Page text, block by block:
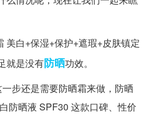
美白+保湿+保护+遮瑕+皮肤镇定
就是没有防晒功效。
步还是需要防晒霜来做，防晒
防晒液 SPF30 这款口碑、性价